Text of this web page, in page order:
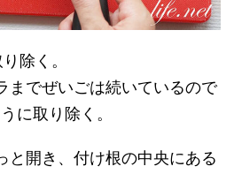
除く。
までぜいごは続いているので
に取り除く。
と開き、付け根の中央にある